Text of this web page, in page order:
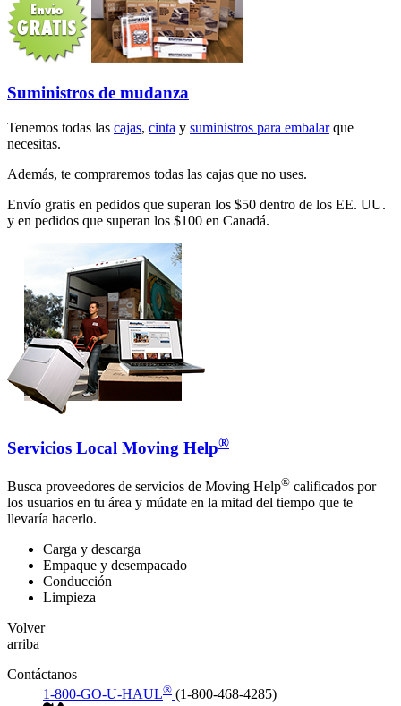
Suministros de mudanza
Tenemos todas las cajas, cinta y suministros para embalarque
necesitas.
Además, te compraremos todas las cajas que no uses.
Envío gratis en pedidos que superan los $50 dentro de los EE. UU.
y en pedidos que superan los $100 en Canadá.
Servicios Local Moving Help®
Busca proveedores de servicios de Moving Help® calificados por
los usuarios en tu área y múdate en la mitad del tiempo que te
llevaría hacerlo.
Carga y descarga
Empaque y desempacado
Conducción
Limpieza
Volver
arriba
Contáctanos
1-800-GO-U-HAUL® (1-800-468-4285)